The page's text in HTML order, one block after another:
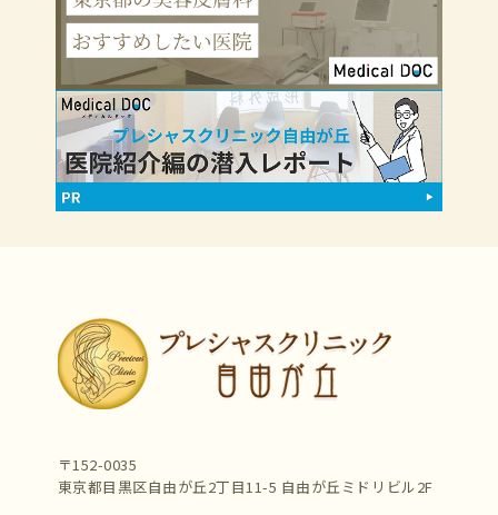
〒152-0035
東京都目黒区自由が丘2丁目11-5 自由が丘ミドリビル2F